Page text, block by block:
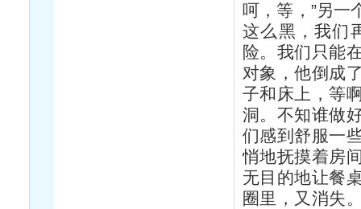
呵，等，”另一
这么黑，我们
险。我们只能
对象，他倒成
子和床上，等
洞。不知谁做
们感到舒服一
悄地抚摸着房
无目的地让餐
圈里，又消失